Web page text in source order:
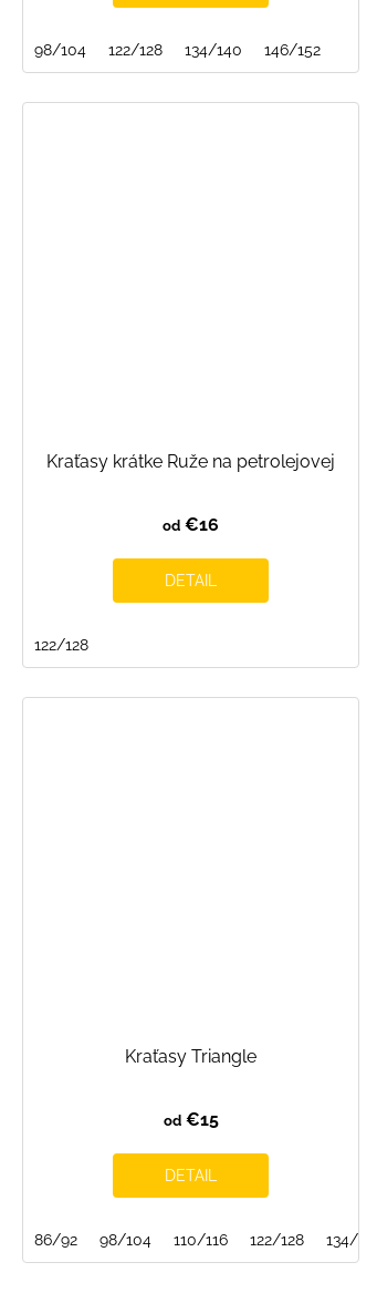
98/104 122/128 134/140 146/152
Kraťasy krátke Ruže na petrolejovej
od €16
DETAIL
122/128
146/152
Kraťasy Triangle
od€15
DETAIL
86/92 98/104 110/116 122/128 134/140